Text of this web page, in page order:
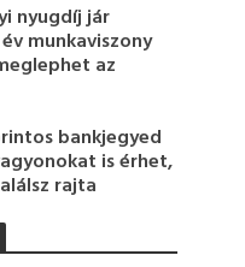
nyugdíj jár
munkaviszony
az
bankjegyed
is érhet,
rajta